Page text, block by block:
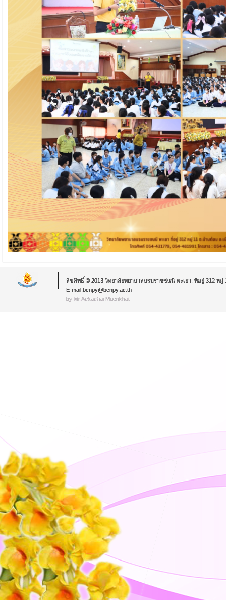
ลิขสิทธิ์ © 2013 วิทยาลัยพยาบาลบรมราชชนนี พะเยา. ที่อยู่ 312 หมู่
E-mail:bcnpy@bcnpy.ac.th
by Mr.Aekachai Muenkhat